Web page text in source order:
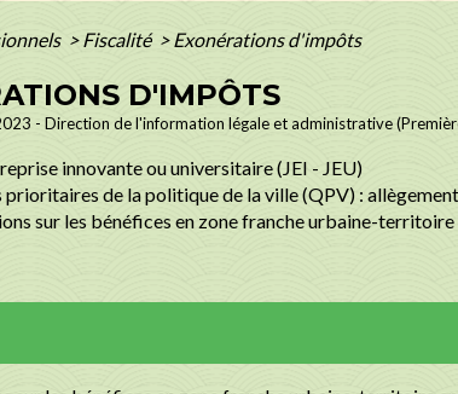
> Fiscalité > Exonérations d'impôts
D'IMPÔTS
- Direction de l'information légale et administrative
innovante ou universitaire (JEI - JEU)
de la politique de la ville (QPV) :
sur les bénéfices en zone franche urbaine-